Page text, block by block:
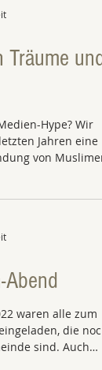
und
Hype? Wir
Jahren eine
von Muslimen
Abend
waren alle zum
die noch